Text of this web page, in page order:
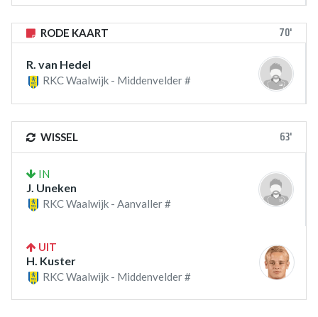
RODE KAART 70'
R. van Hedel
RKC Waalwijk - Middenvelder #
WISSEL 63'
IN
J. Uneken
RKC Waalwijk - Aanvaller #
UIT
H. Kuster
RKC Waalwijk - Middenvelder #